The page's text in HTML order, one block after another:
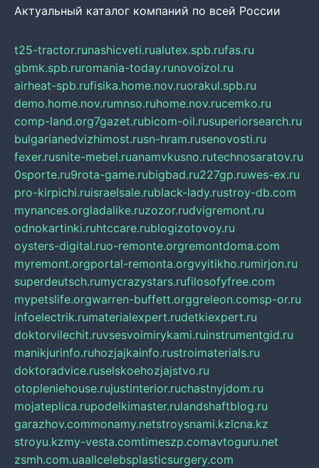
Актуальный каталог компаний по всей России
t25-tractor.runashicveti.rualutex.spb.rufas.ru
gbmk.spb.ruromania-today.runovoizol.ru
airheat-spb.rufisika.home.nov.ruorakul.spb.ru
demo.home.nov.rumnso.ruhome.nov.rucemko.ru
comp-land.org7gazet.rubicom-oil.rusuperiorsearch.ru
bulgarianedvizhimost.rusn-hram.rusenovosti.ru
fexer.rusnite-mebel.ruanamvkusno.rutechnosaratov.ru
0sporte.ru9rota-game.rubigbad.ru227gp.ruwes-ex.ru
pro-kirpichi.ruisraelsale.rublack-lady.rustroy-db.com
mynances.orgladalike.ruzozor.rudvigremont.ru
odnokartinki.ruhtccare.rublogizotovoy.ru
oysters-digital.ruo-remonte.orgremontdoma.com
myremont.orgportal-remonta.orgvyitikho.rumirjon.ru
superdeutsch.rumycrazystars.rufilosofyfree.com
mypetslife.orgwarren-buffett.orggreleon.comsp-or.ru
infoelectrik.rumaterialexpert.rudetkiexpert.ru
doktorvilechit.ruvsesvoimirykami.ruinstrumentgid.ru
manikjurinfo.ruhozjajkainfo.rustroimaterials.ru
doktoradvice.ruselskoehozjajstvo.ru
otopleniehouse.rujustinterior.ruchastnyjdom.ru
mojateplica.rupodelkimaster.rulandshaftblog.ru
garazhov.commonamy.netstroysnami.kzlcna.kz
stroyu.kzmy-vesta.comtimeszp.comavtoguru.net
zsmh.com.uaallcelebsplasticsurgery.com